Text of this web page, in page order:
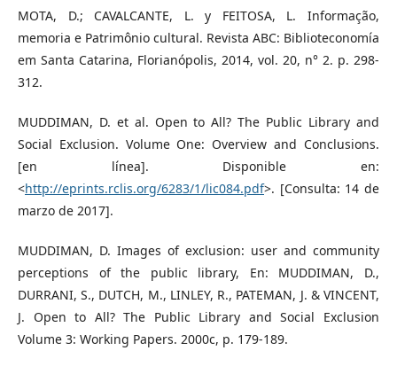
MOTA, D.; CAVALCANTE, L. y FEITOSA, L. Informação,
memoria e Patrimônio cultural. Revista ABC: Biblioteconomía
em Santa Catarina, Florianópolis, 2014, vol. 20, n° 2. p. 298-
312.
MUDDIMAN, D. et al. Open to All? The Public Library and
Social Exclusion. Volume One: Overview and Conclusions.
[en línea]. Disponible en:
<http://eprints.rclis.org/6283/1/lic084.pdf>. [Consulta: 14 de
marzo de 2017].
MUDDIMAN, D. Images of exclusion: user and community
perceptions of the public library, En: MUDDIMAN, D.,
DURRANI, S., DUTCH, M., LINLEY, R., PATEMAN, J. & VINCENT,
J. Open to All? The Public Library and Social Exclusion
Volume 3: Working Papers. 2000c, p. 179-189.